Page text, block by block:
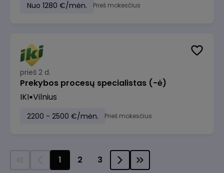
Nuo 1280 €/mėn. Prieš mokesčius
prieš 2 d.
Prekybos procesų specialistas (-ė)
IKI Vilnius
2200 - 2500 €/mėn. Prieš mokesčius
1 2 3